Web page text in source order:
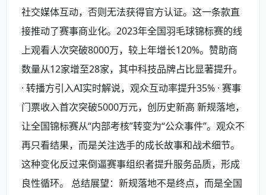
社交媒体互动，否则无法获得官方认证。这一条款直
接推动了赛事商业化。2023年全国羽毛球锦标赛的线
上观看人次突破8000万，较上年增长120%。赞助商
数量从12家增至28家，其中科技品牌占比显著提升。
· 转播方引入AI实时解说，观众互动率提升35% · 赛事
门票收入首次突破5000万元，创历史新高 新规落地，
让全国锦标赛从“内部考核”转变为“公众事件”。观众不
再只看结果，而是关注选手的成长故事和战术细节。
这种变化反过来倒逼赛事组织者提升服务品质，形成
良性循环。 总结展望：新规落地不是终点，而是全国